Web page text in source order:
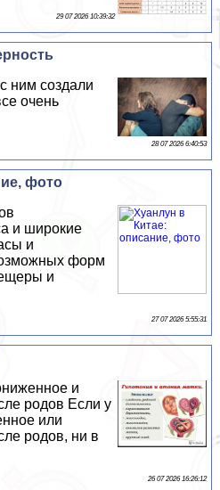
29 07 2026 10:39:32
ним создали
очень
28 07 2026 6:40:53
фото
и широкие
и
форм
и
27 07 2026 5:55:31
и
родов Если у
или
родов, ни в
26 07 2026 16:26:12